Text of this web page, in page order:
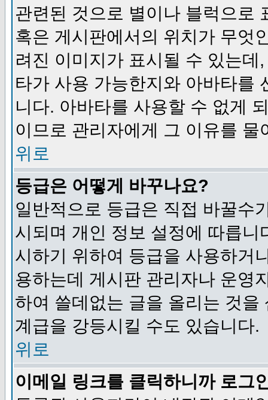
관련된 것으로 별이나 블럭으로
혹은 게시판에서의 위치가 무엇
려진 이미지가 표시될 수 있는
타가 사용 가능한지와 아바타를
니다. 아바타를 사용할 수 없게
이므로 관리자에게 그 이유를 물
위로
등급은 어떻게 바꾸나요?
일반적으로 등급은 직접 바꿀수
시되며 개인 정보 설정에 따릅
시하기 위하여 등급을 사용하거
용하는데 게시판 관리자나 운영
하여 쓸데없는 글을 올리는 것
계급을 강등시킬 수도 있습니다.
위로
이메일 링크를 클릭하니까 로그